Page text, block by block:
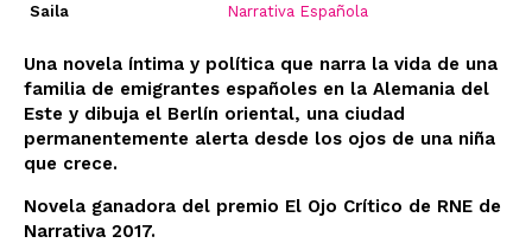
Saila
Narrativa Española
Una novela íntima y política que narra la vida de una
familia de emigrantes españoles en la Alemania del
Este y dibuja el Berlín oriental, una ciudad
permanentemente alerta desde los ojos de una niña
que crece.
Novela ganadora del premio El Ojo Crítico de RNE de
Narrativa 2017.